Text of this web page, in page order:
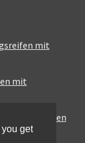
mit
mit
Touring-Reifen
get